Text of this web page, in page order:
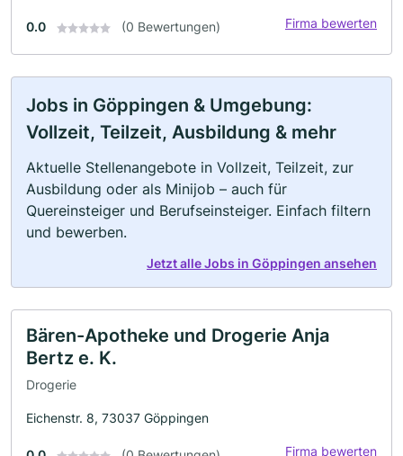
0.0 (0 Bewertungen) Firma bewerten
Jobs in Göppingen & Umgebung:
Vollzeit, Teilzeit, Ausbildung & mehr
Aktuelle Stellenangebote in Vollzeit, Teilzeit, zur
Ausbildung oder als Minijob – auch für
Quereinsteiger und Berufseinsteiger. Einfach filtern
und bewerben.
Jetzt alle Jobs in Göppingen ansehen
Bären-Apotheke und Drogerie Anja
Bertz e. K.
Drogerie
Eichenstr. 8, 73037 Göppingen
Firma bewerten